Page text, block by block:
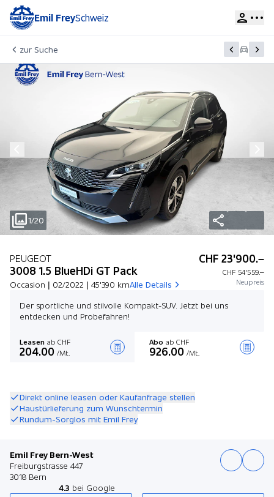
Emil FreySchweiz
zur Suche
1/20
PEUGEOT
3008 1.5 BlueHDi GT Pack
Occasion | 02/2022 | 45'390 kmAlle Details
CHF 23'900.–
CHF 54'559.–
Neupreis
Der sportliche und stilvolle Kompakt-SUV. Jetzt bei uns
entdecken und Probefahren!
Leasen ab CHF
204.00 /Mt.
Abo ab CHF
926.00 /Mt.
Direkt online leasen oder Kaufanfrage stellen
Haustürlieferung zum Wunschtermin
Rundum-Sorglos mit Emil Frey
Emil Frey Bern-West
Freiburgstrasse 447
3018 Bern
4.3 bei Google